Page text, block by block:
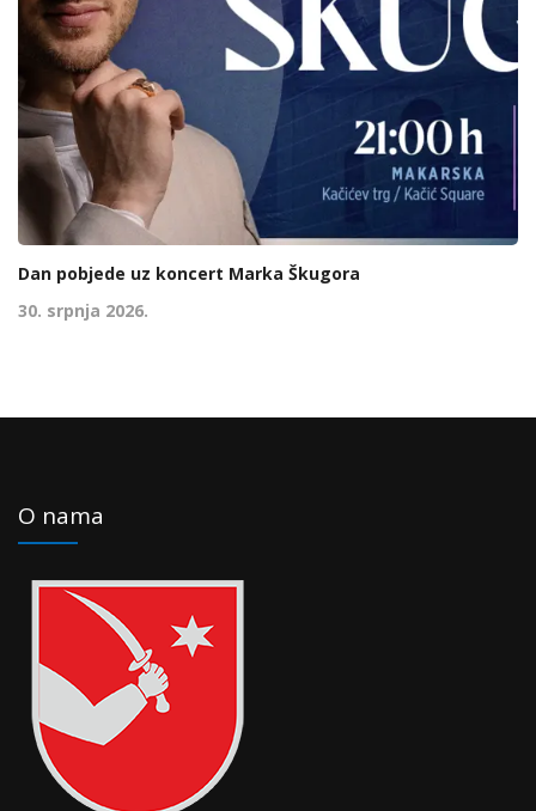
Dan pobjede uz koncert Marka Škugora
30. srpnja 2026.
O nama